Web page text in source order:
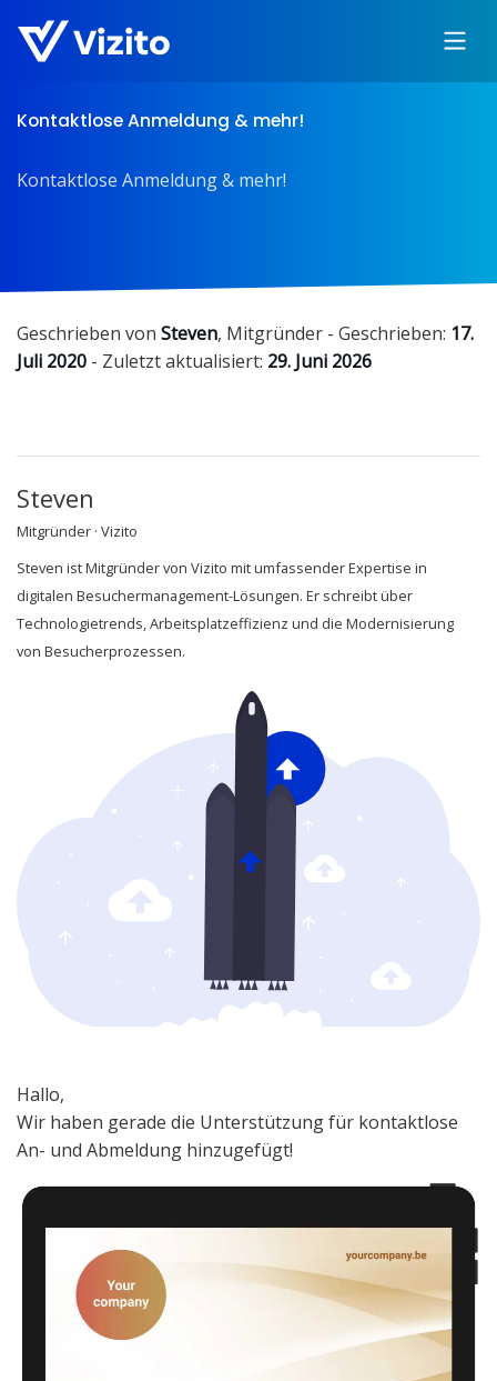
Kontaktlose Anmeldung & mehr!
Kontaktlose Anmeldung & mehr!
Geschrieben von Steven, Mitgründer - Geschrieben: 17.
Juli 2020 - Zuletzt aktualisiert: 29. Juni 2026
Hallo,
Wir haben gerade die Unterstützung für kontaktlose
An- und Abmeldung hinzugefügt!
Steven
Mitgründer · Vizito
Steven ist Mitgründer von Vizito mit umfassender Expertise in
digitalen Besuchermanagement-Lösungen. Er schreibt über
Technologietrends, Arbeitsplatzeffizienz und die Modernisierung
von Besucherprozessen.